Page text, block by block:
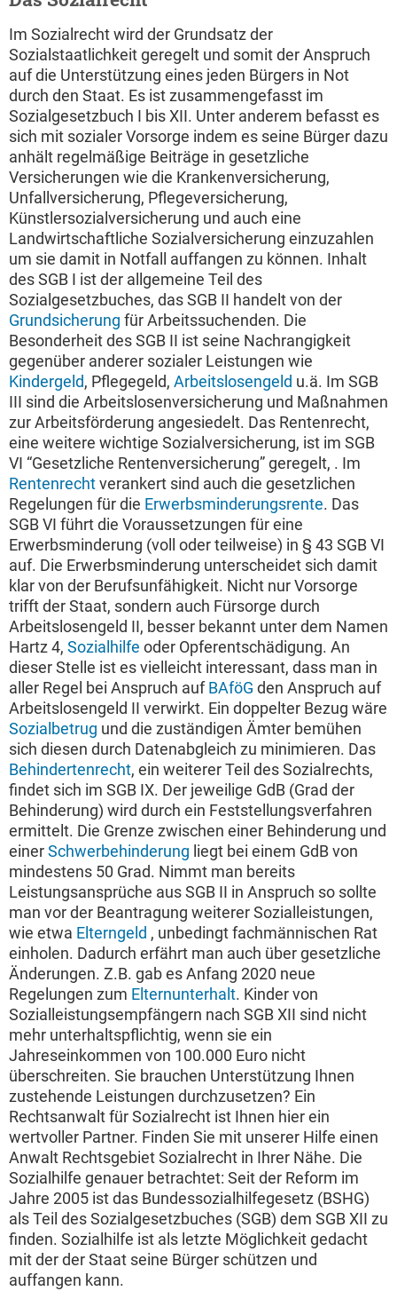
Im Sozialrecht wird der Grundsatz der
Sozialstaatlichkeit geregelt und somit der Anspruch
auf die Unterstützung eines jeden Bürgers in Not
durch den Staat. Es ist zusammengefasst im
Sozialgesetzbuch I bis XII. Unter anderem befasst es
sich mit sozialer Vorsorge indem es seine Bürger dazu
anhält regelmäßige Beiträge in gesetzliche
Versicherungen wie die Krankenversicherung,
Unfallversicherung, Pflegeversicherung,
Künstlersozialversicherung und auch eine
Landwirtschaftliche Sozialversicherung einzuzahlen
um sie damit in Notfall auffangen zu können. Inhalt
des SGB I ist der allgemeine Teil des
Sozialgesetzbuches, das SGB II handelt von der
Grundsicherung für Arbeitssuchenden. Die
Besonderheit des SGB II ist seine Nachrangigkeit
gegenüber anderer sozialer Leistungen wie
Kindergeld, Pflegegeld, Arbeitslosengeld u.ä. Im SGB
III sind die Arbeitslosenversicherung und Maßnahmen
zur Arbeitsförderung angesiedelt. Das Rentenrecht,
eine weitere wichtige Sozialversicherung, ist im SGB
VI “Gesetzliche Rentenversicherung” geregelt, . Im
Rentenrechtverankert sind auch die gesetzlichen
Regelungen für die Erwerbsminderungsrente. Das
SGB VI führt die Voraussetzungen für eine
Erwerbsminderung (voll oder teilweise) in § 43 SGB VI
auf. Die Erwerbsminderung unterscheidet sich damit
klar von der Berufsunfähigkeit. Nicht nur Vorsorge
trifft der Staat, sondern auch Fürsorge durch
Arbeitslosengeld II, besser bekannt unter dem Namen
Hartz 4, Sozialhilfe oder Opferentschädigung. An
dieser Stelle ist es vielleicht interessant, dass man in
aller Regel bei Anspruch aufBAföG den Anspruch auf
Arbeitslosengeld II verwirkt. Ein doppelter Bezug wäre
Sozialbetrug und die zuständigen Ämter bemühen
sich diesen durch Datenabgleich zu minimieren. Das
Behindertenrecht, ein weiterer Teil des Sozialrechts,
findet sich im SGB IX. Der jeweilige GdB (Grad der
Behinderung) wird durch ein Feststellungsverfahren
ermittelt. Die Grenze zwischen einer Behinderung und
einerSchwerbehinderung liegt bei einem GdB von
mindestens 50 Grad. Nimmt man bereits
Leistungsansprüche aus SGB II in Anspruch so sollte
man vor der Beantragung weiterer Sozialleistungen,
wie etwa Elterngeld , unbedingt fachmännischen Rat
einholen. Dadurch erfährt man auch über gesetzliche
Änderungen. Z.B. gab es Anfang 2020 neue
Regelungen zum Elternunterhalt. Kinder von
Sozialleistungsempfängern nach SGB XII sind nicht
mehr unterhaltspflichtig, wenn sie ein
Jahreseinkommen von 100.000 Euro nicht
überschreiten. Sie brauchen Unterstützung Ihnen
zustehende Leistungen durchzusetzen? Ein
Rechtsanwalt für Sozialrecht ist Ihnen hier ein
wertvoller Partner. Finden Sie mit unserer Hilfe einen
Anwalt Rechtsgebiet Sozialrecht in Ihrer Nähe. Die
Sozialhilfe genauer betrachtet: Seit der Reform im
Jahre 2005 ist das Bundessozialhilfegesetz (BSHG)
als Teil des Sozialgesetzbuches (SGB) dem SGB XII zu
finden. Sozialhilfe ist als letzte Möglichkeit gedacht
mit der der Staat seine Bürger schützen und
auffangen kann.